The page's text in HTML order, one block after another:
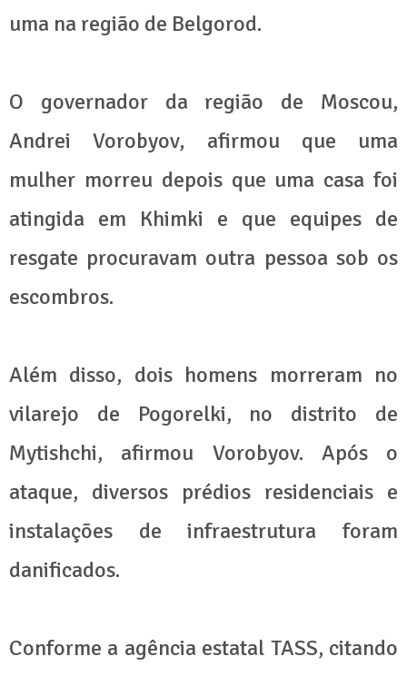
uma na região de Belgorod.
O governador da região de Moscou,
Andrei Vorobyov, afirmou que uma
mulher morreu depois que uma casa foi
atingida em Khimki e que equipes de
resgate procuravam outra pessoa sob os
escombros.
Além disso, dois homens morreram no
vilarejo de Pogorelki, no distrito de
Mytishchi, afirmou Vorobyov. Após o
ataque, diversos prédios residenciais e
instalações de infraestrutura foram
danificados.
Conforme a agência estatal TASS, citando